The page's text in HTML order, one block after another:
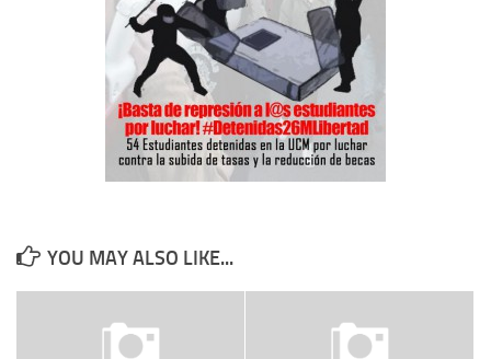
YOU MAY ALSO LIKE...